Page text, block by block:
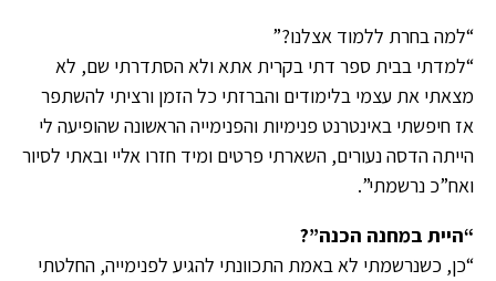
“למה בחרת ללמוד אצלנו?”
“למדתי בבית ספר דתי בקרית אתא ולא הסתדרתי שם, לא
מצאתי את עצמי בלימודים והברזתי כל הזמן ורציתי להשתפר
אז חיפשתי באינטרנט פנימיות והפנימייה הראשונה שהופיעה לי
הייתה הדסה נעורים, השארתי פרטים ומיד חזרו אליי ובאתי לסיור
ואח”כ נרשמתי”.
“היית במחנה הכנה”?
“כן, כשנרשמתי לא באמת התכוונתי להגיע לפנימייה, החלטתי